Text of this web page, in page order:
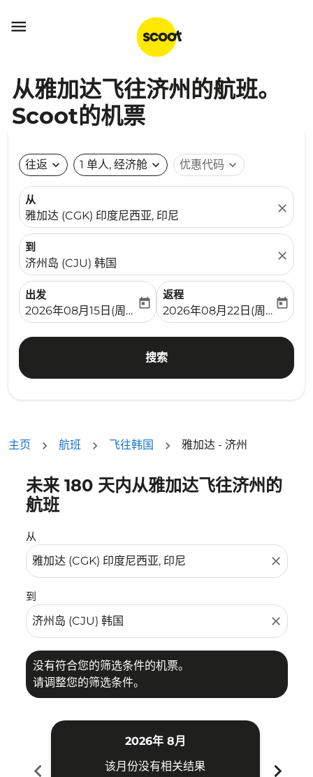

从雅加达飞往济州的航班。
Scoot的机票
往返 expand_more 1 单人, 经济舱 expand_more 优惠代码 expand_more
从
雅加达 (CGK) 印度尼西亚, 印尼
close
到
济州岛 (CJU) 韩国
close
出发
fc-booking-departure-date-aria-label
2026年08月15日(周六)
today
返程
fc-booking-return-date-
2026年08月22日(周六)
today
搜索
主页 航班 飞往韩国 雅加达 - 济州
未来 180 天内从雅加达飞往济州的
航班
从
close
到
close
没有符合您的筛选条件的机票。
请调整您的筛选条件。
没有符合您的筛选条件的机票。请调整您的筛选条件。
chevron_left
2026年 8月
该月份没有相关结果
chevron_right